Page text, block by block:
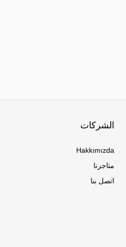
الشركات
Hakkımızda
متاجرنا
اتصل بنا